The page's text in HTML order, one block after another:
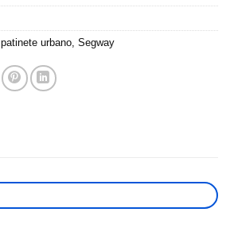
patinete urbano, Segway